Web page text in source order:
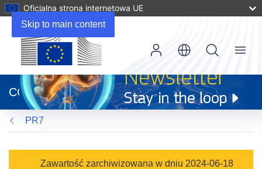
Skip to main content
Oficjalna strona internetowa UE
otworzy
się
w
nowym
oknie)
CORDIS
Menu
PR7
Zawartość zarchiwizowana w dniu 2024-06-18